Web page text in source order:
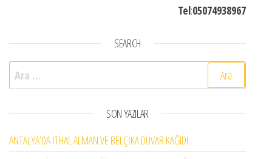
Tel:05074938967
SEARCH
Arama:
SON YAZILAR
ANTALYA’DA İTHAL ALMAN VE BELÇİKA DUVAR KAĞIDI .